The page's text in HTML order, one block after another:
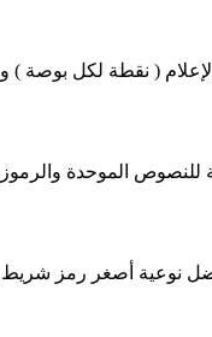
( نقطة لكل بوصة )